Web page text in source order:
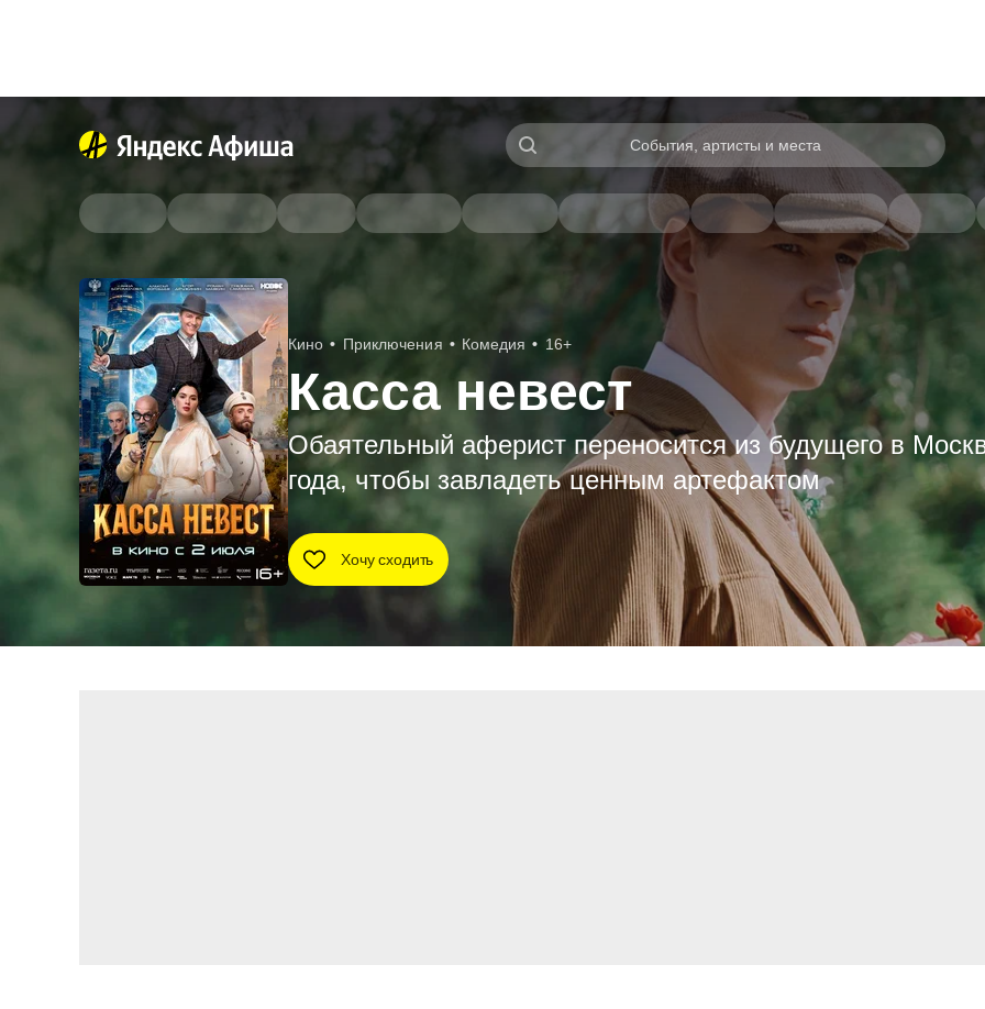
События, артисты и места
Кино Приключения Комедия 16+
Касса невест
Обаятельный аферист переносится из будущего в
года, чтобы завладеть ценным артефактом
Хочу сходить